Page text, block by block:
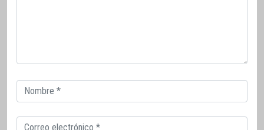
Correo
electrónico
Correo